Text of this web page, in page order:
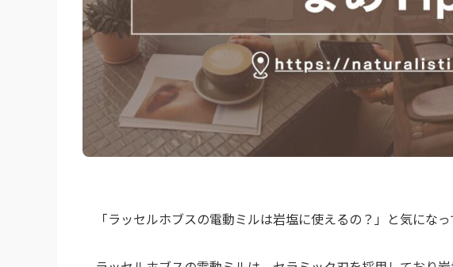
「ラッセルホブスの電動ミルは岩塩に使えるの？」と気にな